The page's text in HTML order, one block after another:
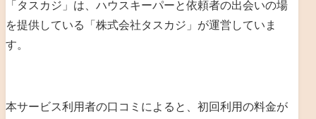
「タスカジ」は、ハウスキーパーと依頼者の出会いの場
を提供している「株式会社タスカジ」が運営していま
す。
本サービス利用者の口コミによると、初回利用の料金が